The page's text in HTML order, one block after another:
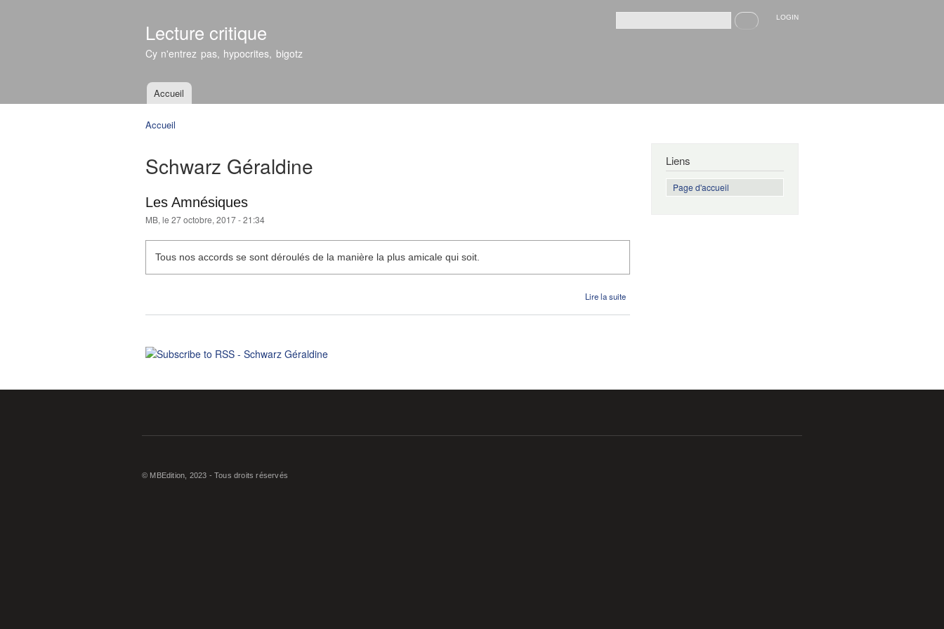
Lecture critique
Cy n'entrez pas, hypocrites, bigotz
Formulaire de recherche
Recherche LOGIN
Menu principal
Accueil
Accueil
Schwarz Géraldine
Les Amnésiques
MB, le 27 octobre, 2017 - 21:34
Tous nos accords se sont déroulés de la manière la plus amicale qui soit.
Lire la suite
Liens
Page d'accueil
© MBEdition, 2023 - Tous droits réservés